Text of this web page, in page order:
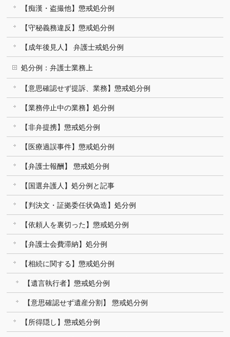
【痴漢・盗撮他】懲戒処分例
【守秘義務違反】懲戒処分例
【成年後見人】 弁護士戒処分例
処分例：弁護士業務上
【意思確認せず提訴、業務】懲戒処分例
【業務停止中の業務】処分例
【非弁提携】懲戒処分例
【医療過誤事件】懲戒処分例
【弁護士報酬】 懲戒処分例
【国選弁護人】処分例と記事
【判決文・証拠委任状偽造】処分例
【依頼人を裏切った】懲戒処分例
【弁護士会費滞納】処分例
【相続に関する】懲戒処分例
【遺言執行者】懲戒処分例
【意思確認せず遺産分割】 懲戒処分例
【所得隠し】懲戒処分例